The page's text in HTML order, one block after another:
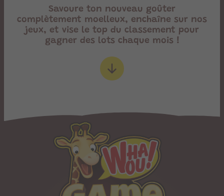
Savoure ton nouveau goûter
complètement moelleux, enchaîne sur nos
jeux, et vise le top du classement pour
gagner des lots chaque mois !
Nom
de